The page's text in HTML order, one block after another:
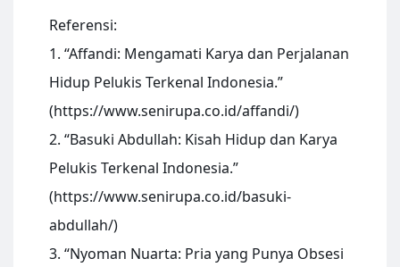
Referensi:
1. “Affandi: Mengamati Karya dan Perjalanan
Hidup Pelukis Terkenal Indonesia.”
(https://www.senirupa.co.id/affandi/)
2. “Basuki Abdullah: Kisah Hidup dan Karya
Pelukis Terkenal Indonesia.”
(https://www.senirupa.co.id/basuki-
abdullah/)
3. “Nyoman Nuarta: Pria yang Punya Obsesi